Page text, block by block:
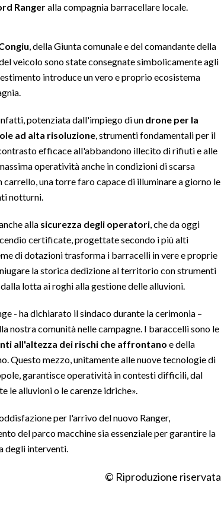
Rangeralla compagnia barracellare locale.
, della Giunta comunale e del comandante della
veicolo sono state consegnate simbolicamente agli
introduce un vero e proprio ecosistema
potenziata dall'impiego di un drone per la
ad alta risoluzione, strumenti fondamentali per il
efficace all'abbandono illecito di rifiuti e alle
operatività anche in condizioni di scarsa
una torre faro capace di illuminare a giorno le
notturni.
alla sicurezza degli operatori, che da oggi
certificate, progettate secondo i più alti
di dotazioni trasforma i barracelli in vere e proprie
la storica dedizione al territorio con strumenti
lotta ai roghi alla gestione delle alluvioni.
- ha dichiarato il sindaco durante la cerimonia –
nostra comunità nelle campagne. I baraccelli sono le
all'altezza dei rischi che affrontano e della
Questo mezzo, unitamente alle nuove tecnologie di
garantisce operatività in contesti difficili, dal
le alluvioni o le carenze idriche».
per l'arrivo del nuovo Ranger,
del parco macchine sia essenziale per garantire la
degli interventi.
© Riproduzione riservata